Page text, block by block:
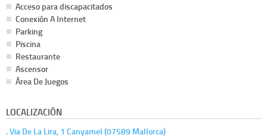
Acceso para discapacitados
Conexión A Internet
Parking
Piscina
Restaurante
Ascensor
Área De Juegos
LOCALIZACIÓN
. Via De La Lira, 1 Canyamel (07589 Mallorca)